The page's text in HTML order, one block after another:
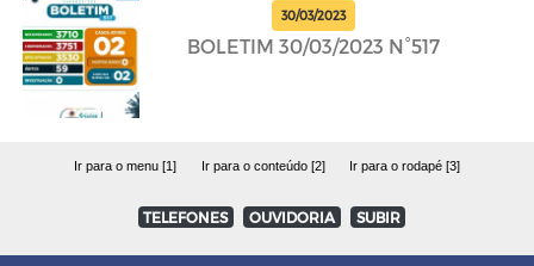
30/03/2023
BOLETIM 30/03/2023 N°517
Ir para o menu [1] Ir para o conteúdo [2] Ir para o rodapé [3]
TELEFONES OUVIDORIA SUBIR